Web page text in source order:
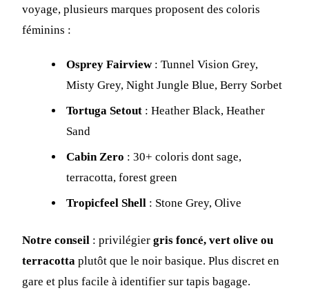
voyage, plusieurs marques proposent des coloris
féminins :
Osprey Fairview: Tunnel Vision Grey,
Misty Grey, Night Jungle Blue, Berry Sorbet
Tortuga Setout : Heather Black, Heather
Sand
Cabin Zero : 30+ coloris dont sage,
terracotta, forest green
Tropicfeel Shell : Stone Grey, Olive
Notre conseil : privilégier gris foncé, vert olive ou
terracotta plutôt que le noir basique. Plus discret en
gare et plus facile à identifier sur tapis bagage.